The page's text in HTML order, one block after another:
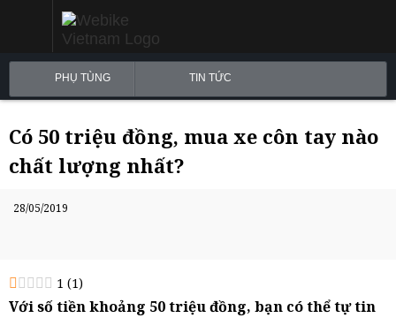
PHỤ TÙNG TIN TỨC
Có 50 triệu đồng, mua xe côn tay nào
chất lượng nhất?
28/05/2019
1 (1)
Với số tiền khoảng 50 triệu đồng, bạn có thể tự tin